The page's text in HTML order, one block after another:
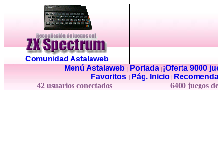
Comunidad Astalaweb
Menú Astalaweb| Portada|
¡Oferta 9000
Favoritos
Pág. Inicio
42 usuarios conectados
6400 juegos